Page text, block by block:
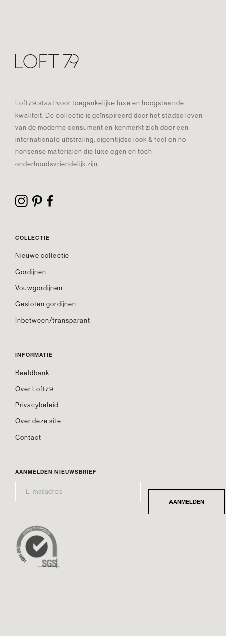
Loft79 staat voor toegankelijke luxe en hoogstaande
kwaliteit. De collectie is geïnspireerd door het stadse leven
van de moderne consument en kenmerkt zich door een
internationale uitstraling, eigentijdse look & feel en no
nonsense materialen die luxe ogen en toch
onderhoudsvriendelijk zijn.
COLLECTIE
Nieuwe collectie
Gordijnen
Vouwgordijnen
Gesloten gordijnen
Inbetween/transparant
INFORMATIE
Beeldbank
Over Loft79
Privacybeleid
Over deze site
Contact
AANMELDEN NIEUWSBRIEF
MAILADRES* AANMELDEN